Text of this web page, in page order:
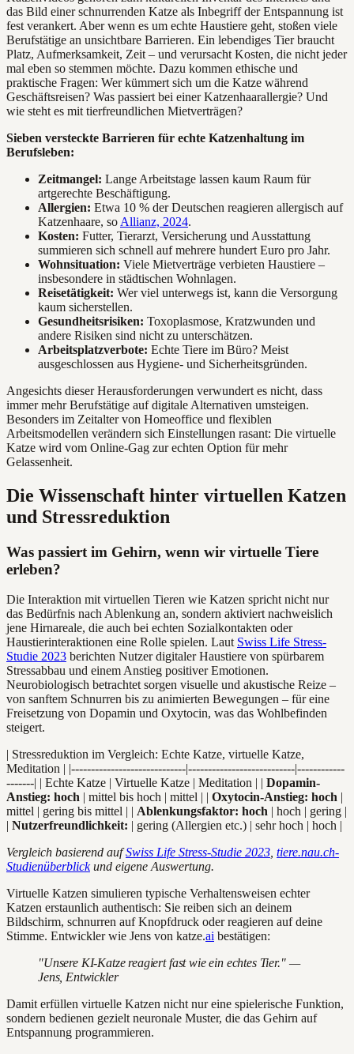
das Bild einer schnurrenden Katze als Inbegriff der Entspannung ist
fest verankert. Aber wenn es um echte Haustiere geht, stoßen viele
Berufstätige an unsichtbare Barrieren. Ein lebendiges Tier braucht
Platz, Aufmerksamkeit, Zeit – und verursacht Kosten, die nicht jeder
mal eben so stemmen möchte. Dazu kommen ethische und
praktische Fragen: Wer kümmert sich um die Katze während
Geschäftsreisen? Was passiert bei einer Katzenhaarallergie? Und
wie steht es mit tierfreundlichen Mietverträgen?
Sieben versteckte Barrieren für echte Katzenhaltung im
Berufsleben:
Zeitmangel: Lange Arbeitstage lassen kaum Raum für
artgerechte Beschäftigung.
Allergien: Etwa 10 % der Deutschen reagieren allergisch auf
Katzenhaare, so Allianz, 2024.
Kosten: Futter, Tierarzt, Versicherung und Ausstattung
summieren sich schnell auf mehrere hundert Euro pro Jahr.
Wohnsituation: Viele Mietverträge verbieten Haustiere –
insbesondere in städtischen Wohnlagen.
Reisetätigkeit: Wer viel unterwegs ist, kann die Versorgung
kaum sicherstellen.
Gesundheitsrisiken: Toxoplasmose, Kratzwunden und
andere Risiken sind nicht zu unterschätzen.
Arbeitsplatzverbote: Echte Tiere im Büro? Meist
ausgeschlossen aus Hygiene- und Sicherheitsgründen.
Angesichts dieser Herausforderungen verwundert es nicht, dass
immer mehr Berufstätige auf digitale Alternativen umsteigen.
Besonders im Zeitalter von Homeoffice und flexiblen
Arbeitsmodellen verändern sich Einstellungen rasant: Die virtuelle
Katze wird vom Online-Gag zur echten Option für mehr
Gelassenheit.
Die Wissenschaft hinter virtuellen Katzen
und Stressreduktion
Was passiert im Gehirn, wenn wir virtuelle Tiere
erleben?
Die Interaktion mit virtuellen Tieren wie Katzen spricht nicht nur
das Bedürfnis nach Ablenkung an, sondern aktiviert nachweislich
jene Hirnareale, die auch bei echten Sozialkontakten oder
Haustierinteraktionen eine Rolle spielen. Laut Swiss Life Stress-
Studie 2023 berichten Nutzer digitaler Haustiere von spürbarem
Stressabbau und einem Anstieg positiver Emotionen.
Neurobiologisch betrachtet sorgen visuelle und akustische Reize –
von sanftem Schnurren bis zu animierten Bewegungen – für eine
Freisetzung von Dopamin und Oxytocin, was das Wohlbefinden
steigert.
| Stressreduktion im Vergleich: Echte Katze, virtuelle Katze,
Meditation | |-----------------------------|---------------------------|------------
-------| | Echte Katze | Virtuelle Katze | Meditation | | Dopamin-
Anstieg: hoch | mittel bis hoch | mittel | | Oxytocin-Anstieg: hoch |
mittel | gering bis mittel | | Ablenkungsfaktor: hoch | hoch | gering |
| Nutzerfreundlichkeit: | gering (Allergien etc.) | sehr hoch | hoch |
Vergleich basierend aufSwiss Life Stress-Studie 2023 tiere.nau.ch-
Studienüberblickund eigene Auswertung.
Virtuelle Katzen simulieren typische Verhaltensweisen echter
Katzen erstaunlich authentisch: Sie reiben sich an deinem
Bildschirm, schnurren auf Knopfdruck oder reagieren auf deine
Stimme. Entwickler wie Jens von katze.ai bestätigen:
"Unsere KI-Katze reagiert fast wie ein echtes Tier." —
Jens, Entwickler
Damit erfüllen virtuelle Katzen nicht nur eine spielerische Funktion,
sondern bedienen gezielt neuronale Muster, die das Gehirn auf
Entspannung programmieren.